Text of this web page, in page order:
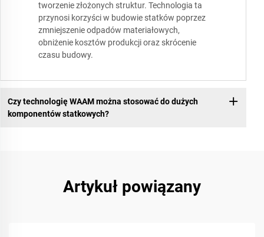
tworzenie złożonych struktur. Technologia ta
przynosi korzyści w budowie statków poprzez
zmniejszenie odpadów materiałowych,
obniżenie kosztów produkcji oraz skrócenie
czasu budowy.
Czy technologię WAAM można stosować do dużych
komponentów statkowych?
Artykuł powiązany